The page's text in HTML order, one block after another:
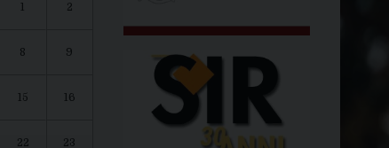
2
8 9
15 16
22 23